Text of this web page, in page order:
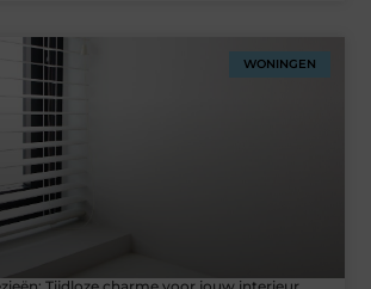
WONINGEN